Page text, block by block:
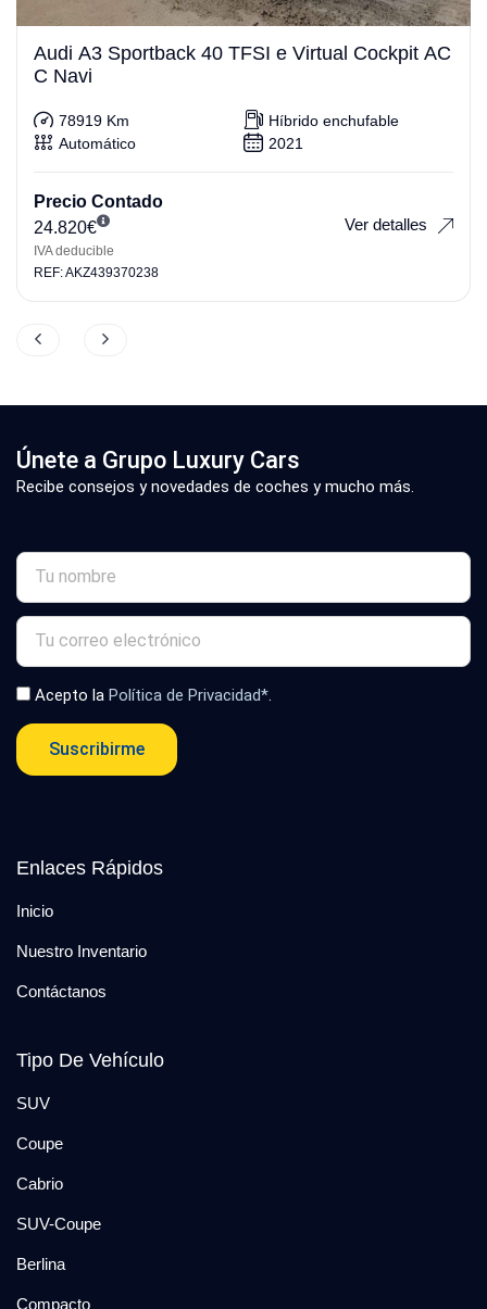
Audi A3 Sportback 40 TFSI e Virtual Cockpit AC
C Navi
78919 Km
Híbrido enchufable
Automático
2021
Precio Contado
24.820€
IVA deducible
Ver detalles
REF: AKZ439370238
Únete a Grupo Luxury Cars
Recibe consejos y novedades de coches y mucho más.
Acepto la Política de Privacidad*
Suscribirme
Enlaces Rápidos
Inicio
Nuestro Inventario
Contáctanos
Tipo De Vehículo
SUV
Coupe
Cabrio
SUV-Coupe
Berlina
Compacto